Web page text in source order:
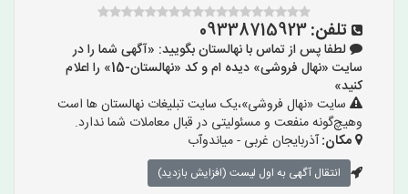
تلفن:09338715923
لطفا پس از تماس با نهالستان بگویید: «آگهی شما را در
سایت «نهال فروشی» دیده ام و کد «نهالستان-15» را اعلام
کنید»
سایت «نهال فروشی»،یک سایت تبلیغات نهالستان ها است
وهیچ‌گونه منفعت و مسئولیتی در قبال معاملات شما ندارد.
مکان:آذربایجان غربی - میاندوآب
انتقال آگهی به اول لیست (افزایش بازدید)